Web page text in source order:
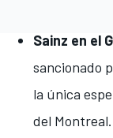
Sainz en el
sancionado
la única
del Montreal